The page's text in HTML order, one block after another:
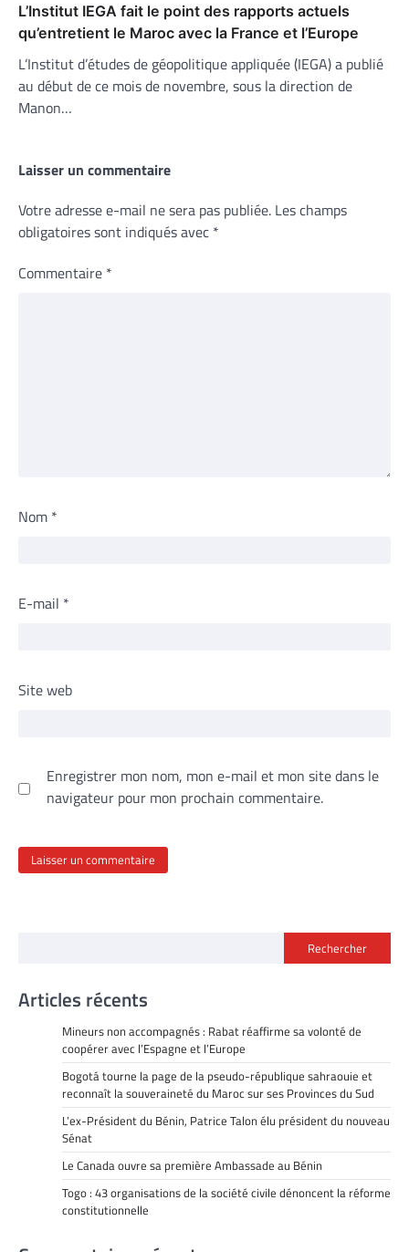
L’Institut IEGA fait le point des rapports actuels
qu’entretient le Maroc avec la France et l’Europe
L’Institut d’études de géopolitique appliquée (IEGA) a publié
au début de ce mois de novembre, sous la direction de
Manon…
Laisser un commentaire
Votre adresse e-mail ne sera pas publiée. Les champs
obligatoires sont indiqués avec *
Commentaire *
Nom *
E-mail *
Site web
Enregistrer mon nom, mon e-mail et mon site dans le
navigateur pour mon prochain commentaire.
Rechercher
Articles récents
Mineurs non accompagnés : Rabat réaffirme sa volonté de
coopérer avec l’Espagne et l’Europe
Bogotá tourne la page de la pseudo-république sahraouie et
reconnaît la souveraineté du Maroc sur ses Provinces du Sud
L’ex-Président du Bénin, Patrice Talon élu président du nouveau
Sénat
Le Canada ouvre sa première Ambassade au Bénin
Togo : 43 organisations de la société civile dénoncent la réforme
constitutionnelle